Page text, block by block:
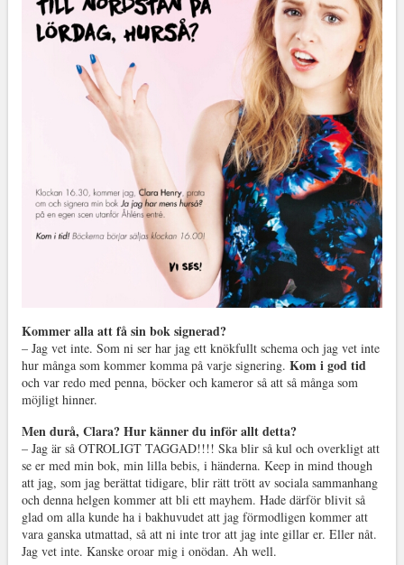
Kommer alla att få sin bok signerad?
– Jag vet inte. Som ni ser har jag ett knökfullt schema och jag vet inte
hur många som kommer komma på varje signering. Kom i god tid
och var redo med penna, böcker och kameror så att så många som
möjligt hinner.
Men durå, Clara? Hur känner du inför allt detta?
– Jag är så OTROLIGT TAGGAD!!!! Ska blir så kul och overkligt att
se er med min bok, min lilla bebis, i händerna. Keep in mind though
att jag, som jag berättat tidigare, blir rätt trött av sociala sammanhang
och denna helgen kommer att bli ett mayhem. Hade därför blivit så
glad om alla kunde ha i bakhuvudet att jag förmodligen kommer att
vara ganska utmattad, så att ni inte tror att jag inte gillar er. Eller nåt.
Jag vet inte. Kanske oroar mig i onödan. Ah well.